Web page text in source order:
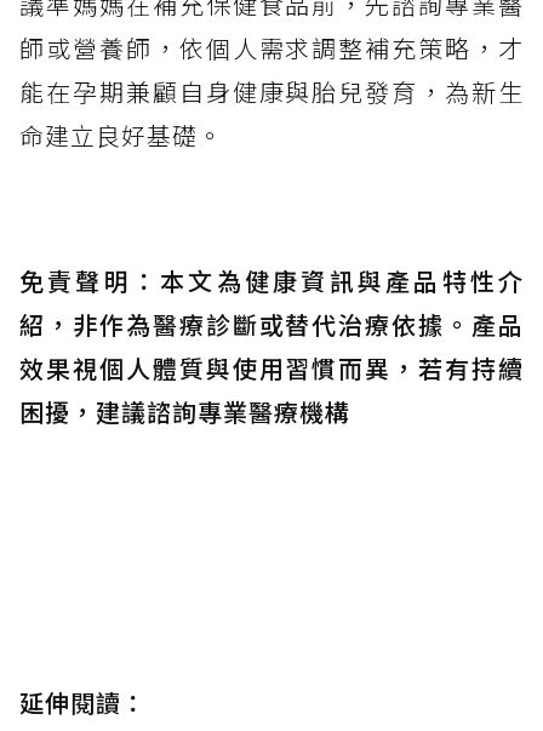
師或營養師，依個人需求調整補充策略，才
能在孕期兼顧自身健康與胎兒發育，為新生
命建立良好基礎。
免責聲明：本文為健康資訊與產品特性介
紹，非作為醫療診斷或替代治療依據。產品
效果視個人體質與使用習慣而異，若有持續
困擾，建議諮詢專業醫療機構
延伸閱讀：